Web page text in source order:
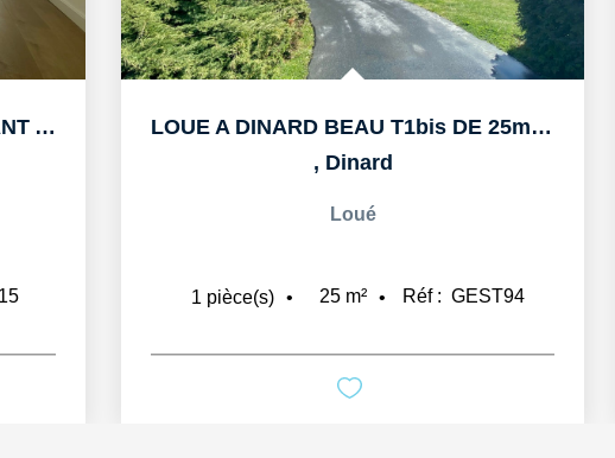
LOUE PAR LE CABINET CHEMINANT A DINARD T3 57M3 AVEC BALCON...
LOUE A DINARD BEAU T1bis DE 25m2 AU PORT BLANC
, Dinard
Loué
1 pièce(s) 25 m² Réf : GEST94